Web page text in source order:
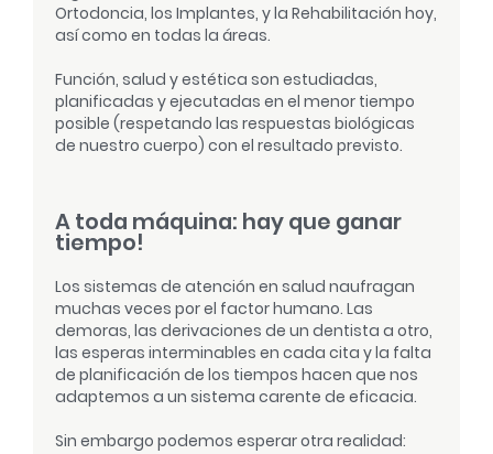
Ortodoncia, los Implantes, y la Rehabilitación hoy,
así como en todas la áreas.
Función, salud y estética son estudiadas,
planificadas y ejecutadas en el menor tiempo
posible (respetando las respuestas biológicas
de nuestro cuerpo) con el resultado previsto.
A toda máquina: hay que ganar
tiempo!
Los sistemas de atención en salud naufragan
muchas veces por el factor humano. Las
demoras, las derivaciones de un dentista a otro,
las esperas interminables en cada cita y la falta
de planificación de los tiempos hacen que nos
adaptemos a un sistema carente de eficacia.
Sin embargo podemos esperar otra realidad: